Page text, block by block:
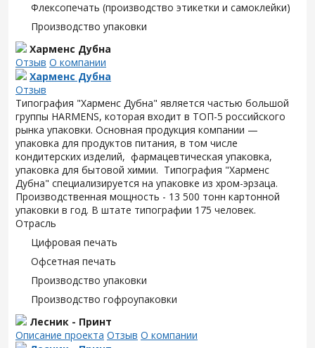
Флексопечать (производство этикетки и самоклейки)
Производство упаковки
Харменс Дубна
Отзыв О компании
Харменс Дубна
Отзыв
Типография "Харменс Дубна" является частью большой
группы HARMENS, которая входит в ТОП-5 российского
рынка упаковки. Основная продукция компании —
упаковка для продуктов питания, в том числе
кондитерских изделий, фармацевтическая упаковка,
упаковка для бытовой химии. Типография "Харменс
Дубна" специализируется на упаковке из хром-эрзаца.
Производственная мощность - 13 500 тонн картонной
упаковки в год. В штате типографии 175 человек.
Отрасль
Цифровая печать
Офсетная печать
Производство упаковки
Производство гофроупаковки
Лесник - Принт
Описание проекта Отзыв О компании